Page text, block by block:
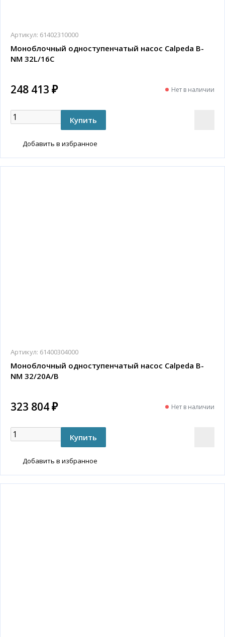
Артикул: 61402310000
Моноблочный одноступенчатый насос Calpeda B-
NM 32L/16C
248 413 ₽ Нет в наличии
Добавить в избранное
Артикул: 61400304000
Моноблочный одноступенчатый насос Calpeda B-
NM 32/20A/B
323 804 ₽ Нет в наличии
Добавить в избранное